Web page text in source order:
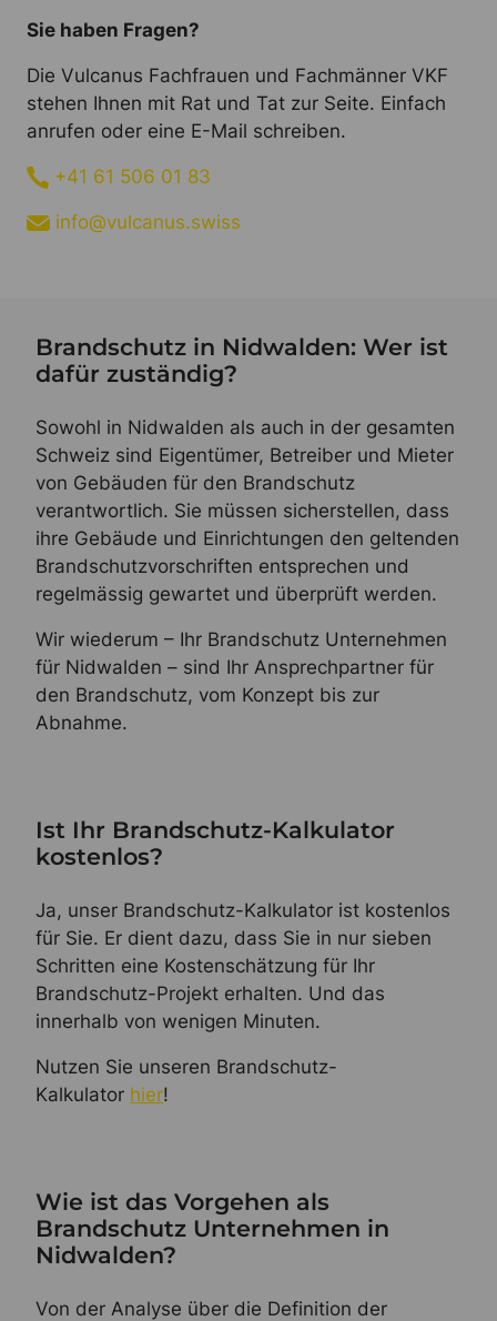
Sie haben Fragen?
Die Vulcanus Fachfrauen und Fachmänner VKF
stehen Ihnen mit Rat und Tat zur Seite. Einfach
anrufen oder eine E-Mail schreiben.
+41 61 506 01 83
info@vulcanus.swiss
Brandschutz in Nidwalden: Wer ist
dafür zuständig?
Sowohl in Nidwalden als auch in der gesamten
Schweiz sind Eigentümer, Betreiber und Mieter
von Gebäuden für den Brandschutz
verantwortlich. Sie müssen sicherstellen, dass
ihre Gebäude und Einrichtungen den geltenden
Brandschutzvorschriften entsprechen und
regelmässig gewartet und überprüft werden.
Wir wiederum – Ihr Brandschutz Unternehmen
für Nidwalden – sind Ihr Ansprechpartner für
den Brandschutz, vom Konzept bis zur
Abnahme.
Ist Ihr Brandschutz-Kalkulator
kostenlos?
Ja, unser Brandschutz-Kalkulator ist kostenlos
für Sie. Er dient dazu, dass Sie in nur sieben
Schritten eine Kostenschätzung für Ihr
Brandschutz-Projekt erhalten. Und das
innerhalb von wenigen Minuten.
Nutzen Sie unseren Brandschutz-
Kalkulator hier!
Wie ist das Vorgehen als
Brandschutz Unternehmen in
Nidwalden?
Von der Analyse über die Definition der